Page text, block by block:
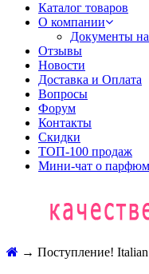
Каталог товаров
О компании
Документы
Отзывы
Новости
Доставка и Оплата
Вопросы
Форум
Контакты
Скидки
ТОП-100 продаж
Мини-чат о
→ Поступление!